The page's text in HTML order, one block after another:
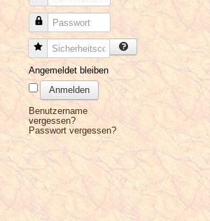
Passwort
Sicherheitscode
Angemeldet bleiben
Anmelden
Benutzername
vergessen?
Passwort vergessen?